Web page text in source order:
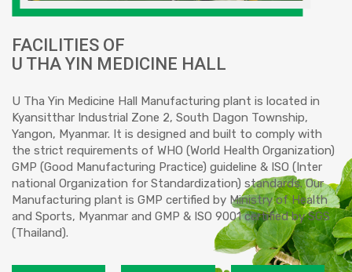
FACILITIES OF
U THA YIN MEDICINE HALL
U Tha Yin Medicine Hall Manufacturing plant is located in
Kyansitthar Industrial Zone 2, South Dagon Township,
Yangon, Myanmar. It is designed and built to comply with
the strict requirements of WHO (World Health Organization)
GMP (Good Manufacturing Practice) guideline & ISO (Inter
national Organization for Standardization) standards. Our
Manufacturing plant is GMP certified by Ministry of Health
and Sports, Myanmar and GMP & ISO 9001 certified by SGS
(Thailand).